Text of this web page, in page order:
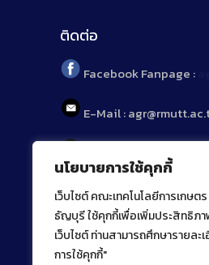
นโยบายการใช้คุกกี้
เว็บไซต์ คณะเทคโนโลยีการเกษ
ธัญบุรี ใช้คุกกี้เพื่อเพิ่มประสิทธิภ
เว็บไซต์ ท่านสามารถศึกษารายละ
การใช้คุกกี้"
ติดต่อ
Facebook Fanpage :
E-Mail :
Tel : 02 592 1955